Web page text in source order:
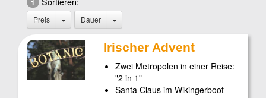
1
Preis Dauer
Irischer Advent
Zwei Metropolen in einer Reise:
"2 in 1"
Santa Claus im Wikingerboot